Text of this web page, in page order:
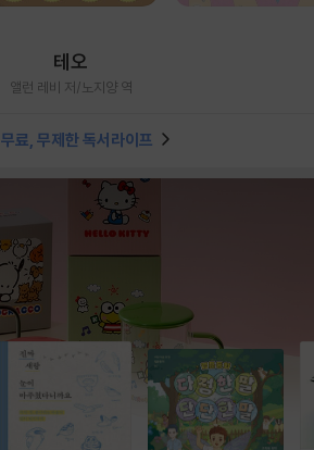
테오
앨런 레비 저/노지양 역
료, 무제한 독서라이프